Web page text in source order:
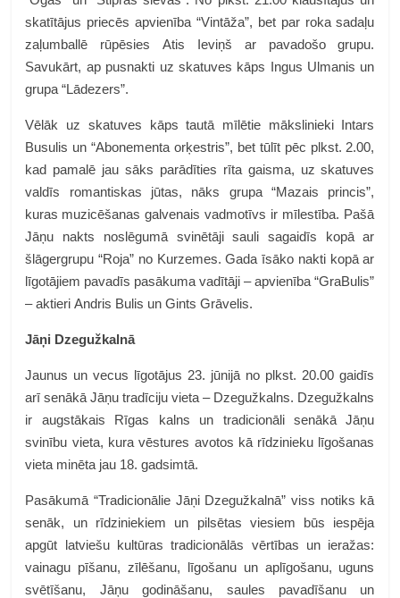
skatītājus priecēs apvienība “Vintāža”, bet par roka sadaļu
zaļumballē rūpēsies Atis Ieviņš ar pavadošo grupu.
Savukārt, ap pusnakti uz skatuves kāps Ingus Ulmanis un
grupa “Lādezers”.
Vēlāk uz skatuves kāps tautā mīlētie mākslinieki Intars
Busulis un “Abonementa orķestris”, bet tūlīt pēc plkst. 2.00,
kad pamalē jau sāks parādīties rīta gaisma, uz skatuves
valdīs romantiskas jūtas, nāks grupa “Mazais princis”,
kuras muzicēšanas galvenais vadmotīvs ir mīlestība. Pašā
Jāņu nakts noslēgumā svinētāji sauli sagaidīs kopā ar
šlāgergrupu “Roja” no Kurzemes. Gada īsāko nakti kopā ar
līgotājiem pavadīs pasākuma vadītāji – apvienība “GraBulis”
– aktieri Andris Bulis un Gints Grāvelis.
Jāņi Dzegužkalnā
Jaunus un vecus līgotājus 23. jūnijā no plkst. 20.00 gaidīs
arī senākā Jāņu tradīciju vieta – Dzegužkalns. Dzegužkalns
ir augstākais Rīgas kalns un tradicionāli senākā Jāņu
svinību vieta, kura vēstures avotos kā rīdzinieku līgošanas
vieta minēta jau 18. gadsimtā.
Pasākumā “Tradicionālie Jāņi Dzegužkalnā” viss notiks kā
senāk, un rīdziniekiem un pilsētas viesiem būs iespēja
apgūt latviešu kultūras tradicionālās vērtības un ieražas:
vainagu pīšanu, zīlēšanu, līgošanu un aplīgošanu, uguns
svētīšanu, Jāņu godināšanu, saules pavadīšanu un